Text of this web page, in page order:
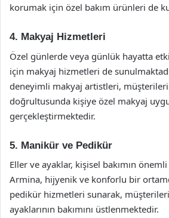
korumak için özel bakım ürünleri de
4. Makyaj Hizmetleri
Özel günlerde veya günlük hayatta
için makyaj hizmetleri de
deneyimli makyaj artistleri,
doğrultusunda kişiye özel makyaj
gerçekleştirmektedir.
5. Manikür ve Pedikür
Eller ve ayaklar, kişisel bakımın önemli
Armina, hijyenik ve konforlu bir
pedikür hizmetleri sunarak,
ayaklarının bakımını üstlenmektedir.